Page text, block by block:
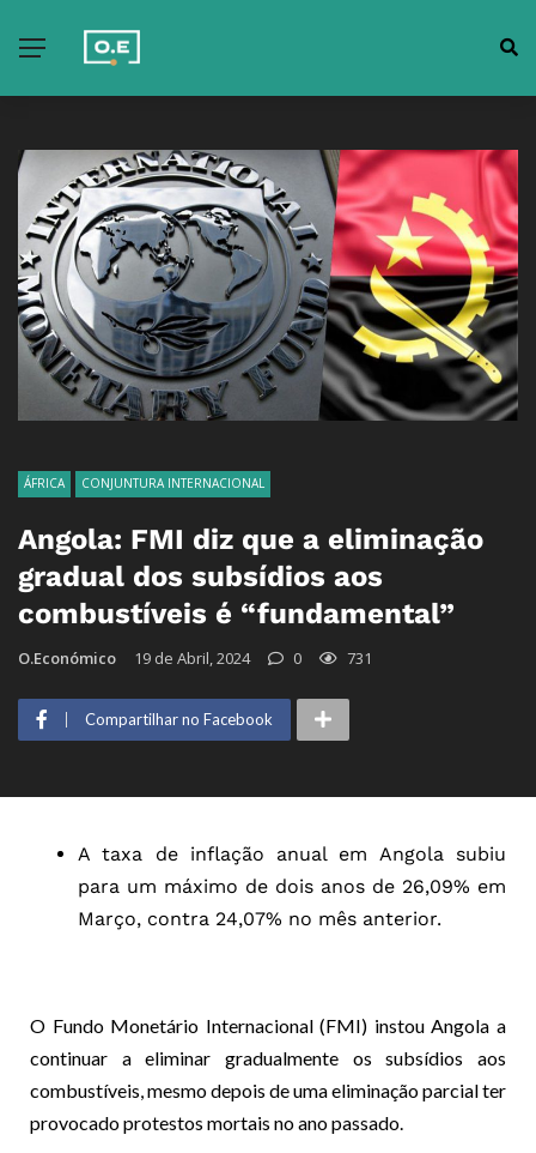
ÁFRICA CONJUNTURA INTERNACIONAL
Angola: FMI diz que a eliminação
gradual dos subsídios aos
combustíveis é “fundamental”
O.Económico 19 de Abril, 2024 0 731
Compartilhar no Facebook
A taxa de inflação anual em Angola subiu
para um máximo de dois anos de 26,09% em
Março, contra 24,07% no mês anterior.
O Fundo Monetário Internacional (FMI) instou Angola a
continuar a eliminar gradualmente os subsídios aos
combustíveis, mesmo depois de uma eliminação parcial ter
provocado protestos mortais no ano passado.